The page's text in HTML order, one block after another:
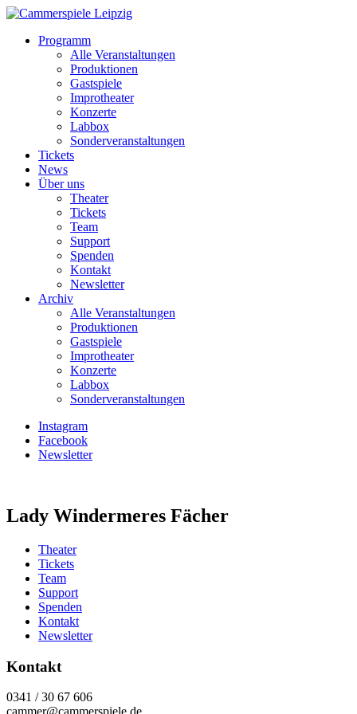
Programm
Alle Veranstaltungen
Produktionen
Gastspiele
Improtheater
Konzerte
Labbox
Sonderveranstaltungen
Tickets
News
Über uns
Theater
Tickets
Team
Support
Spenden
Kontakt
Newsletter
Archiv
Alle Veranstaltungen
Produktionen
Gastspiele
Improtheater
Konzerte
Labbox
Sonderveranstaltungen
Instagram
Facebook
Newsletter
Lady Windermeres Fächer
Theater
Tickets
Team
Support
Spenden
Kontakt
Newsletter
Kontakt
0341 / 30 67 606